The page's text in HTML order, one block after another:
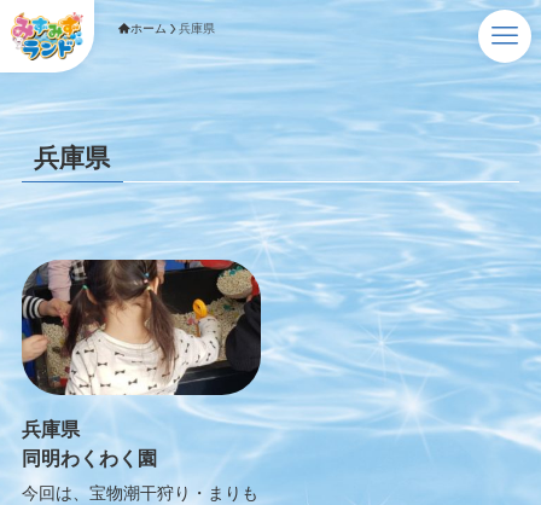
ホーム 兵庫県
兵庫県
兵庫県
同明わくわく園
今回は、宝物潮干狩り・まりも